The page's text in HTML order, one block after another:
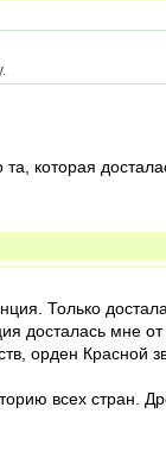
которая
Только
досталась мне
орден Красной
всех стран.